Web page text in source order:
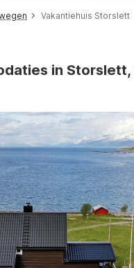
Vakantiehuis Storslett
in